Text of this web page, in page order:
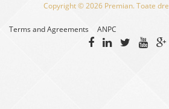
Copyright © 2026 Premian. Toate
Terms and Agreements ANPC